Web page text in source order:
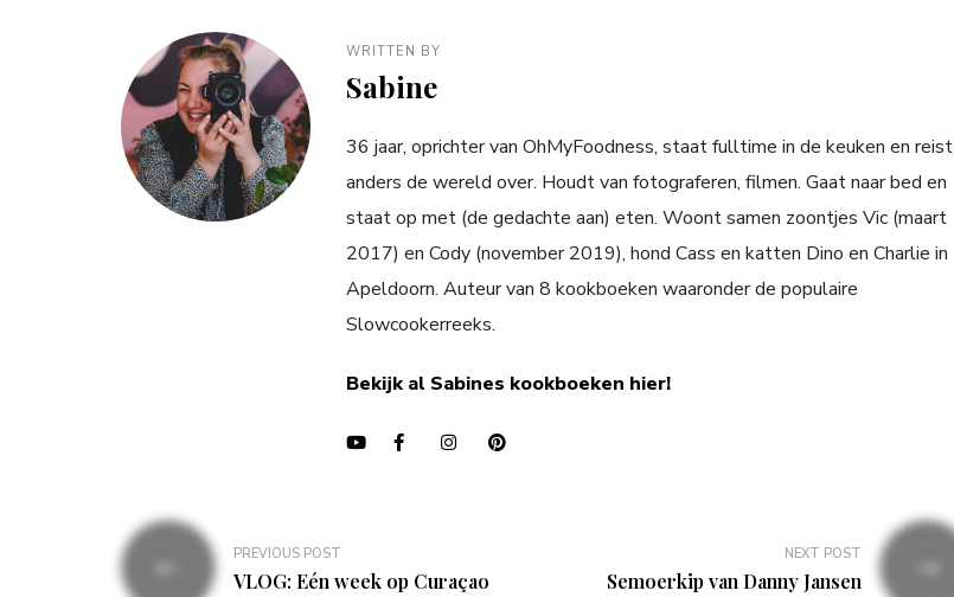
WRITTEN BY
Sabine
36 jaar, oprichter van OhMyFoodness, staat fulltime in de keuken en reist
anders de wereld over. Houdt van fotograferen, filmen. Gaat naar bed en
staat op met (de gedachte aan) eten. Woont samen zoontjes Vic (maart
2017) en Cody (november 2019), hond Cass en katten Dino en Charlie in
Apeldoorn. Auteur van 8 kookboeken waaronder de populaire
Slowcookerreeks.
Bekijk al Sabines kookboeken hier!
Bericht
navigatie
PREVIOUS POST
VLOG: Eén week op Curaçao
NEXT POST
Semoerkip van Danny Jansen